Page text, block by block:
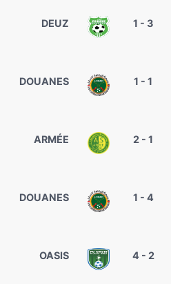
DEUZ 1 - 3
DOUANES 1 - 1
ARMÉE 2 - 1
DOUANES 1 - 4
OASIS 4 - 2